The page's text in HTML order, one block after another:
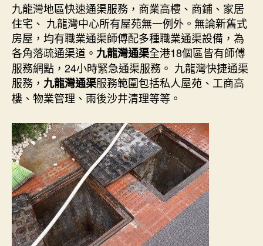
九龍灣地區快速通渠服務，商業高樓、商鋪、家居
住宅、 九龍灣中心所有屋苑無一例外。無論新舊式
房屋，均有職業通渠師傅配多種職業通渠設備，為
各角落疏通渠道。 九龍灣通渠全港18個區皆有師傅
服務網點，24小時緊急通渠服務。 九龍灣快捷通渠
服務， 九龍灣通渠服務範圍包括私人屋苑、工商高
樓、物業管理、雨後沙井清理等等。